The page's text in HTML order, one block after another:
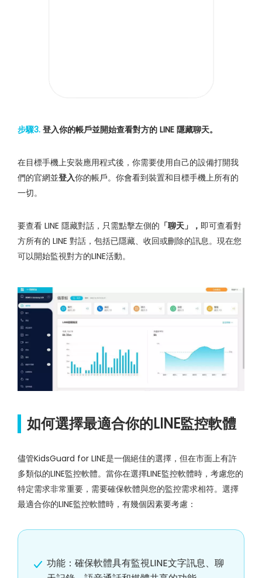
步驟3. 登入你的帳戶並開始查看對方的 LINE 隱藏聊天。
在目標手機上安裝應用程式後，你需要使用自己的設備打開我
們的官網並登入你的帳戶。你會看到裝置和目標手機上所有的
一切。
要查看 LINE 隱藏對話，只需點擊左側的 「聊天」， 即可查看對
方所有的 LINE 對話，包括已隱藏、收回或刪除的訊息。現在您
可以開始監視對方的LINE活動。
如何選擇最適合你的LINE監控軟體
儘管KidsGuard for LINE是一個絕佳的選擇，但在市面上有許
多類似的LINE監控軟體。當你在選擇LINE監控軟體時，考慮您的
特定需求非常重要，需要確保軟體與您的監控需求相符。選擇
最適合你的LINE監控軟體時，有幾個因素要考慮：
功能：確保軟體具有監視LINE文字訊息、聊